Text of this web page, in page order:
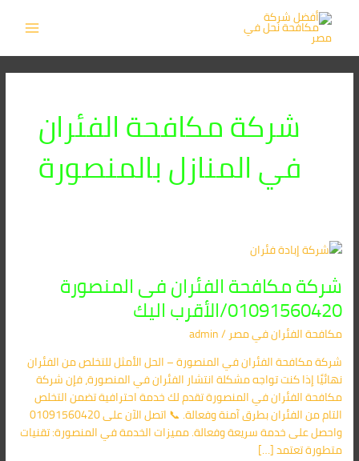
المحتوى
شركة مكافحة الفئران
في المنازل بالمنصورة
شركة مكافحة الفئران فى المنصورة
01091560420/الأقرب اليك
مكافحة الفئران​ في مصر/
admin
شركة مكافحة الفئران في المنصورة – الحل الأمثل للتخلص من الفئران
نهائيًا إذا كنت تواجه مشكلة انتشار الفئران في المنصورة، فإن شركة
مكافحة الفئران في المنصورة تقدم لك خدمة احترافية تضمن التخلص
التام من الفئران بطرق آمنة وفعالة. 📞 اتصل الآن على 01091560420
واحصل على خدمة سريعة وفعالة. مميزات الخدمة في المنصورة: تقنيات
متطورة تعتمد […]
شركة
الفئران
فى
المنصورة
01091560420/
الأقرب
اليك